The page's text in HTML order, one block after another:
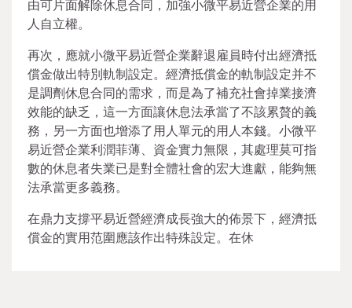
由可片面解除休息合同，加強小微平易近營企業的用
人自立權。
再次，應就小微平易近營企業辭退雇員時付出經濟抵
償金做出特別軌制設定。經濟抵償金的軌制設定并不
是調劑休息合同的需求，而是為了補充社會掉業接濟
效能的缺乏，這一方面讓休息法承當了不該累贅的義
務，另一方面也增添了用人單元的用人本錢。小微平
易近營企業利潤菲薄、資金實力無限，其處理莫可指
數的休息者失業已是對全體社會的宏大進獻，能夠無
法承當更多義務。
在鼎力支撐平易近營經濟成長強大的佈景下，經濟抵
償金的實用范圍應該作出特殊設定。在休